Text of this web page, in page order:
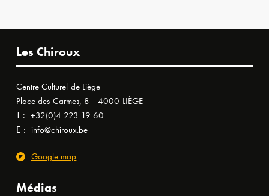
Les Chiroux
Centre Culturel de Liège
Place des Carmes, 8 - 4000 LIÈGE
T : +32(0)4 223 19 60
E : info@chiroux.be
Google map
Médias